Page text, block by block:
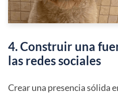
4. Construir una
las redes sociales
Crear una presencia sólida